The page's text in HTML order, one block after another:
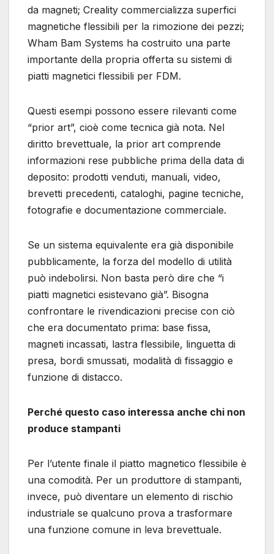
da magneti; Creality commercializza superfici
magnetiche flessibili per la rimozione dei pezzi;
Wham Bam Systems ha costruito una parte
importante della propria offerta su sistemi di
piatti magnetici flessibili per FDM.
Questi esempi possono essere rilevanti come
“prior art”, cioè come tecnica già nota. Nel
diritto brevettuale, la prior art comprende
informazioni rese pubbliche prima della data di
deposito: prodotti venduti, manuali, video,
brevetti precedenti, cataloghi, pagine tecniche,
fotografie e documentazione commerciale.
Se un sistema equivalente era già disponibile
pubblicamente, la forza del modello di utilità
può indebolirsi. Non basta però dire che “i
piatti magnetici esistevano già”. Bisogna
confrontare le rivendicazioni precise con ciò
che era documentato prima: base fissa,
magneti incassati, lastra flessibile, linguetta di
presa, bordi smussati, modalità di fissaggio e
funzione di distacco.
Perché questo caso interessa anche chi non
produce stampanti
Per l’utente finale il piatto magnetico flessibile è
una comodità. Per un produttore di stampanti,
invece, può diventare un elemento di rischio
industriale se qualcuno prova a trasformare
una funzione comune in leva brevettuale.